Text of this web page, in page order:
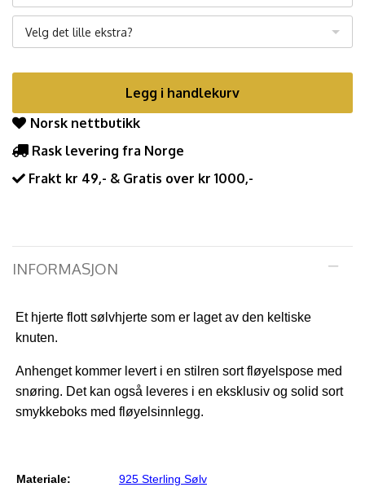
Velg det lille ekstra?
Legg i handlekurv
Norsk nettbutikk
Rask levering fra Norge
Frakt kr 49,- & Gratis over kr 1000,-
INFORMASJON
Et hjerte flott sølvhjerte som er laget av den keltiske
knuten.
Anhenget kommer levert i en stilren sort fløyelspose med
snøring. Det kan også leveres i en eksklusiv og solid sort
smykkeboks med fløyelsinnlegg.
Materiale: 925 Sterling Sølv